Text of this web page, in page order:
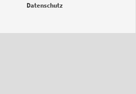
Datenschutz